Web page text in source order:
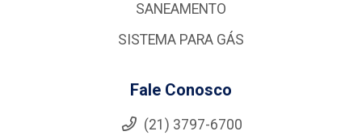
SANEAMENTO
SISTEMA PARA GÁS
Fale Conosco
(21) 3797-6700